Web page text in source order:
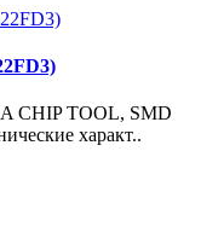
CHIP TOOL, SMD
характ..